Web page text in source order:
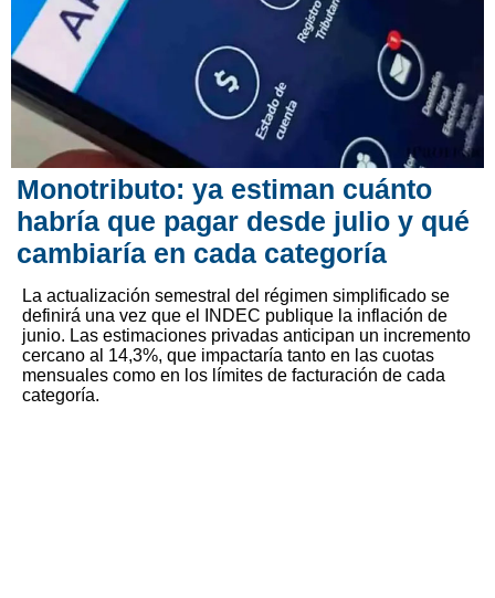
Monotributo: ya estiman cuánto
habría que pagar desde julio y qué
cambiaría en cada categoría
La actualización semestral del régimen simplificado se
definirá una vez que el INDEC publique la inflación de
junio. Las estimaciones privadas anticipan un incremento
cercano al 14,3%, que impactaría tanto en las cuotas
mensuales como en los límites de facturación de cada
categoría.